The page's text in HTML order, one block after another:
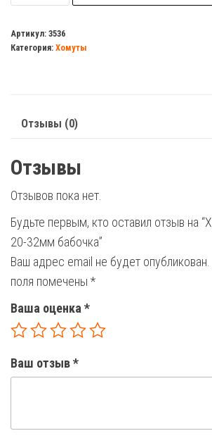
червячный
20-
Артикул: 3536
Категория: Хомуты
Отзывы (0)
Отзывы
Отзывов пока нет.
Будьте первым, кто оставил отзыв на
20-32мм бабочка”
Ваш адрес email не будет опубликован.
поля помечены *
Ваша оценка *
Ваш отзыв*